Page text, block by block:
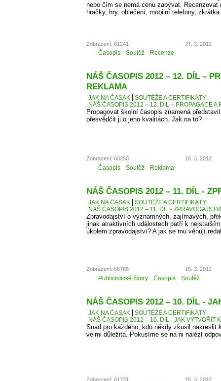
nebo čím se nemá cenu zabývat. Recenzovat
hračky, hry, oblečení, mobilní telefony,
Zobrazení: 61241 27. 3. 2012
Časopis Soutěž Recenze
NÁŠ ČASOPIS 2012 – 12. DÍL –
REKLAMA
JAK NA ČASÁK
SOUTĚŽE A CERTIFIKÁTY
NÁŠ ČASOPIS 2012 – 12. DÍL – PROPAGACE A
Propagovat školní časopis znamená
přesvědčit ji o jeho kvalitách. Jak na to?
Zobrazení: 60250 16. 3. 2012
Časopis Soutěž Reklama
NÁŠ ČASOPIS 2012 – 11. DÍL -
JAK NA ČASÁK
SOUTĚŽE A CERTIFIKÁTY
NÁŠ ČASOPIS 2012 – 11. DÍL - ZPRAVODAJSTVÍ
Zpravodajství o významných, zajímavých,
jinak atraktivních událostech patří k
úkolem zpravodajství? A jak se mu věnují
Zobrazení: 56788 15. 3. 2012
Publicistické žánry Časopis Soutěž
NÁŠ ČASOPIS 2012 – 10. DÍL -
JAK NA ČASÁK
SOUTĚŽE A CERTIFIKÁTY
NÁŠ ČASOPIS 2012 – 10. DÍL - JAK VYTVOŘIT
Snad pro každého, kdo někdy zkusil nakreslit
velmi důležitá. Pokusíme se na ni nalézt
Zobrazení: 61731 15. 3. 2012